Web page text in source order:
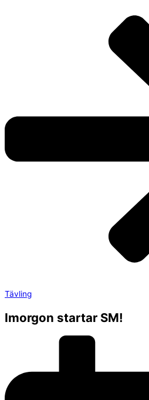
Tävling
Imorgon startar SM!